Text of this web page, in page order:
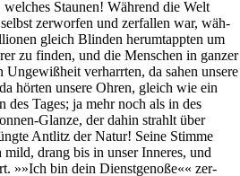
Staunen! Während die Welt
zerworfen und zerfallen war, wäh-
gleich Blinden herumtappten um
zu finden, und die Menschen in ganzer
verharrten, da sahen unsere
hörten unsere Ohren, gleich wie ein
Tages; ja mehr noch als in des
Glanze, der dahin strahlt über
Antlitz der Natur! Seine Stimme
drang bis in unser Inneres, und
bin dein Dienstgenoße«« zer-